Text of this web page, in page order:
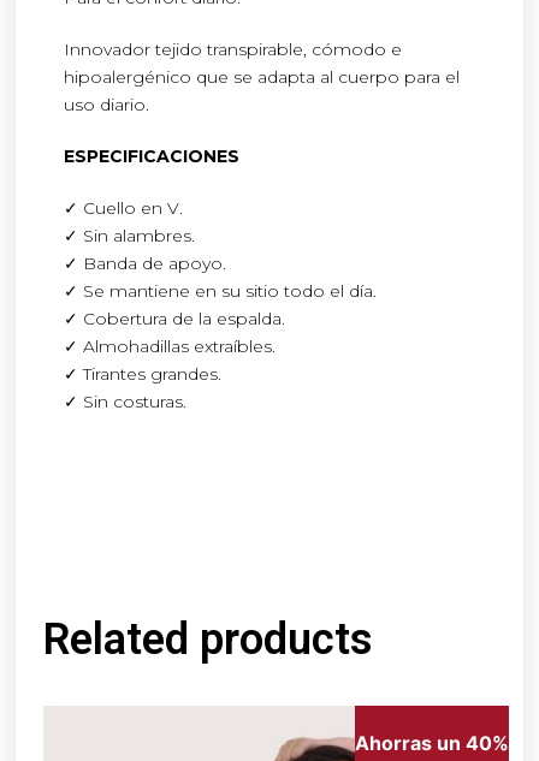
Innovador tejido transpirable, cómodo e
hipoalergénico que se adapta al cuerpo para el
uso diario.
ESPECIFICACIONES
✓ Cuello en V.
✓ Sin alambres.
✓ Banda de apoyo.
✓ Se mantiene en su sitio todo el día.
✓ Cobertura de la espalda.
✓ Almohadillas extraíbles.
✓ Tirantes grandes.
✓ Sin costuras.
Related products
Ahorras un 40%